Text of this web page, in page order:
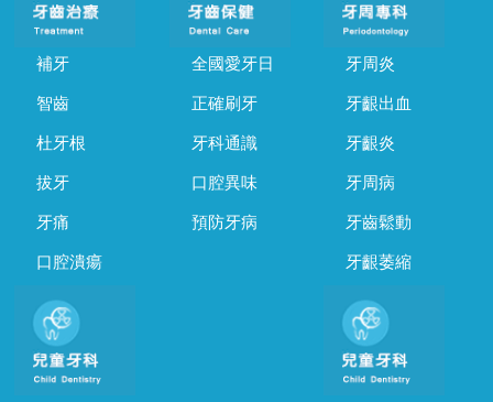
補牙
智齒
杜牙根
拔牙
牙痛
口腔潰瘍
全國愛牙日
正確刷牙
牙科通識
口腔異味
預防牙病
牙周炎
牙齦出血
牙齦炎
牙周病
牙齒鬆動
牙齦萎縮